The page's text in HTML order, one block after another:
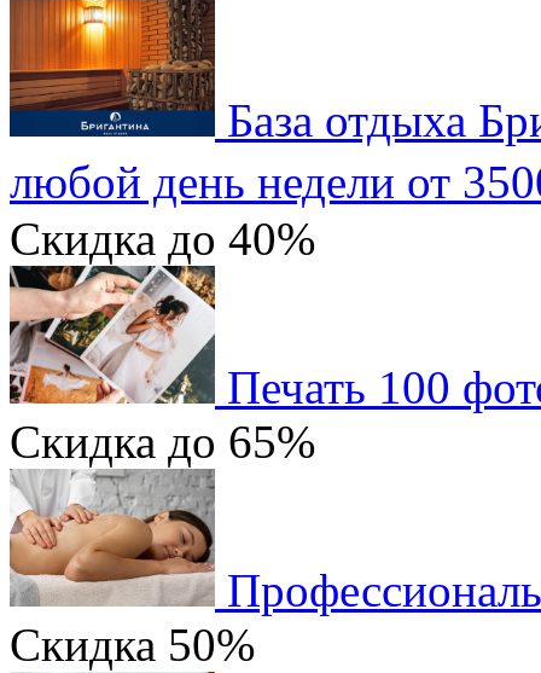
База отдыха
любой день недели от
Скидка до 40%
Печать 100
Скидка до 65%
Скидка 50%